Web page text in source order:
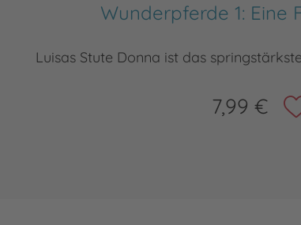
Wunderpferde 1: Eine
Luisas Stute Donna ist das
7,99 €